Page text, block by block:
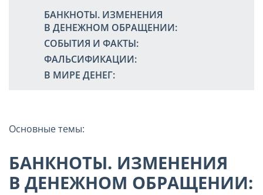
БАНКНОТЫ. ИЗМЕНЕНИЯ
В ДЕНЕЖНОМ ОБРАЩЕНИИ:
СОБЫТИЯ И ФАКТЫ:
ФАЛЬСИФИКАЦИИ:
В МИРЕ ДЕНЕГ:
Основные темы:
БАНКНОТЫ. ИЗМЕНЕНИЯ
В ДЕНЕЖНОМ ОБРАЩЕНИИ: